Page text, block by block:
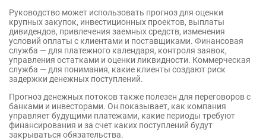
Руководство может использовать прогноз для оценки
крупных закупок, инвестиционных проектов, выплаты
дивидендов, привлечения заемных средств, изменения
условий оплаты с клиентами и поставщиками. Финансовая
служба — для платежного календаря, контроля заявок,
управления остатками и оценки ликвидности. Коммерческая
служба — для понимания, какие клиенты создают риск
задержки денежных поступлений.
Прогноз денежных потоков также полезен для переговоров с
банками и инвесторами. Он показывает, как компания
управляет будущими платежами, какие периоды требуют
финансирования и за счет каких поступлений будут
закрываться обязательства.